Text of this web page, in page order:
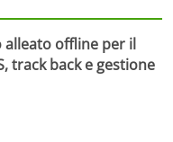
alleato offline per il
track back e gestione